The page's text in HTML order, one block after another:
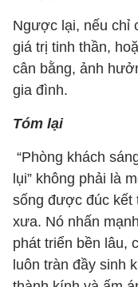
Ngược lại, nếu chỉ
giá trị tinh thần,
cân bằng, ảnh
gia đình.
Tóm lại
“Phòng khách
lụi” không phải là
sống được đúc kết
xưa. Nó nhấn
phát triển bền lâu,
luôn tràn đầy sinh